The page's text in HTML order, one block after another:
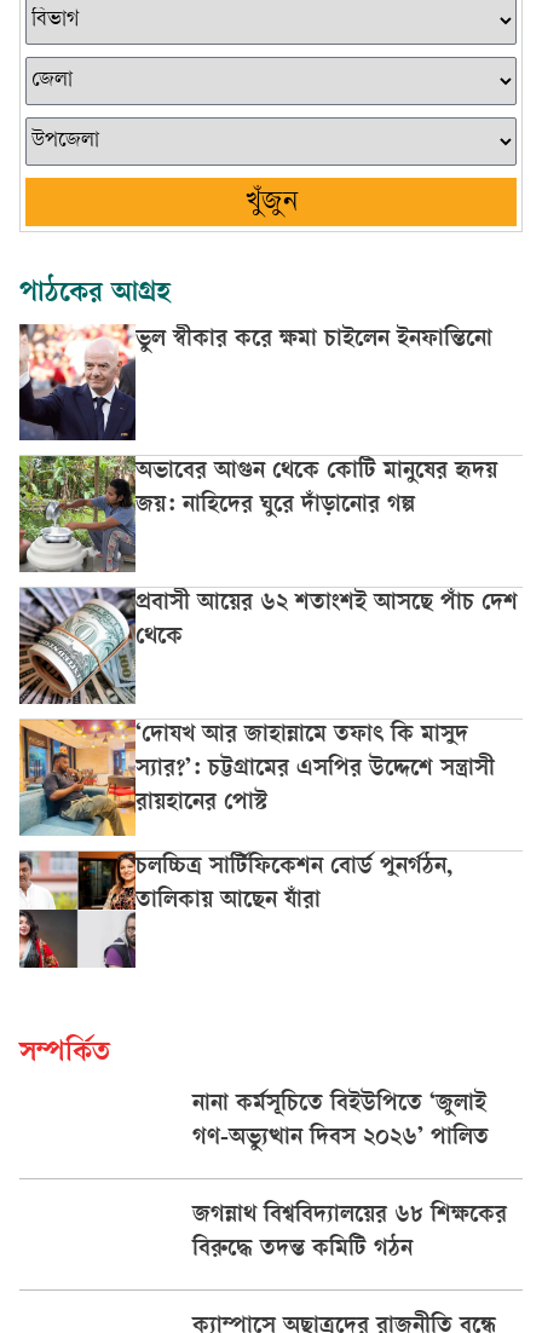
খুঁজুন
পাঠকের আগ্রহ
ভুল স্বীকার করে ক্ষমা চাইলেন ইনফান্তিনো
অভাবের আগুন থেকে কোটি মানুষের হৃদয়
জয়: নাহিদের ঘুরে দাঁড়ানোর গল্প
প্রবাসী আয়ের ৬২ শতাংশই আসছে পাঁচ দেশ
থেকে
‘দোযখ আর জাহান্নামে তফাৎ কি মাসুদ
স্যার?’: চট্টগ্রামের এসপির উদ্দেশে সন্ত্রাসী
রায়হানের পোস্ট
চলচ্চিত্র সার্টিফিকেশন বোর্ড পুনর্গঠন,
তালিকায় আছেন যাঁরা
সম্পর্কিত
নানা কর্মসূচিতে বিইউপিতে ‘জুলাই
গণ-অভ্যুত্থান দিবস ২০২৬’ পালিত
জগন্নাথ বিশ্ববিদ্যালয়ের ৬৮ শিক্ষকের
বিরুদ্ধে তদন্ত কমিটি গঠন